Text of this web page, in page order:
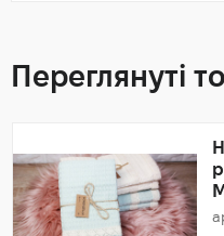
Переглянуті